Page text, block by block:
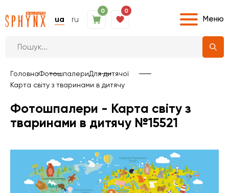
ua ru
0 0
Меню
ГоловнаФотошпалериДля дитячої
Карта світу з тваринами в дитячу
Фотошпалери - Карта світу з
тваринами в дитячу №15521